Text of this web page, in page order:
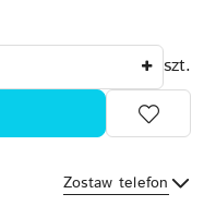
szt.
Zostaw telefon